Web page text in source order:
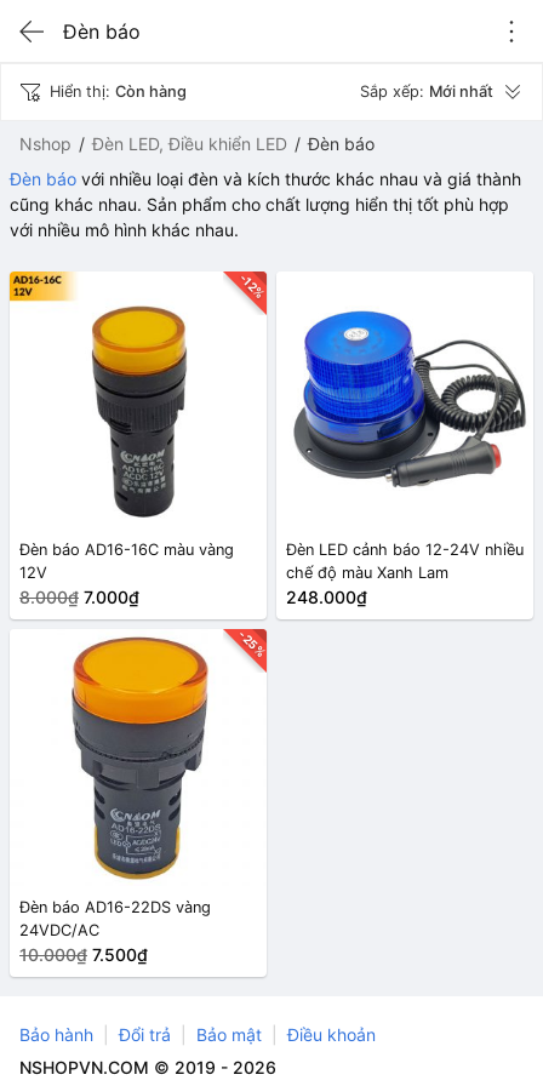
Đèn báo
Nshop Đèn LED, Điều khiển LED
Đèn báo
Đèn báo với nhiều loại đèn và kích thước khác nhau và giá thành
cũng khác nhau. Sản phẩm cho chất lượng hiển thị tốt phù hợp
với nhiều mô hình khác nhau.
Hiển thị: Còn hàng Sắp xếp: Mới nhất
-12%
Đèn báo AD16-16C màu vàng
12V
8.000₫ 7.000₫
Đèn LED cảnh báo 12-24V nhiều
chế độ màu Xanh Lam
248.000₫
-25%
Đèn báo AD16-22DS vàng
24VDC/AC
10.000₫ 7.500₫
Bảo hành Đổi trả Bảo mật
Điều khoản
NSHOPVN.COM © 2019 - 2026